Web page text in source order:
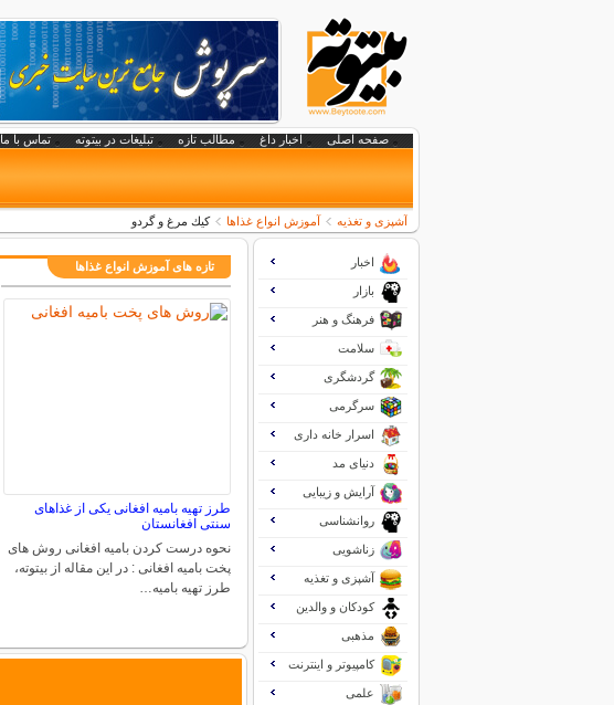
صفحه اصلی اخبار داغ مطالب تازه تبلیغات در بیتوته تماس با ما
آشپزی و تغذیه آموزش انواع غذاها كيك مرغ و گردو
تازه های آموزش انواع غذاها
طرز تهیه بامیه افغانی یکی از غذاهای
سنتی افغانستان
نحوه درست کردن بامیه افغانی روش های
پخت بامیه افغانی : در این مقاله از بیتوته،
طرز تهیه بامیه…
اخبار
بازار
فرهنگ و هنر
سلامت
گردشگری
سرگرمی
اسرار خانه داری
دنیای مد
آرایش و زیبایی
روانشناسی
زناشویی
آشپزی و تغذیه
کودکان و والدین
مذهبی
کامپیوتر و اینترنت
علمی